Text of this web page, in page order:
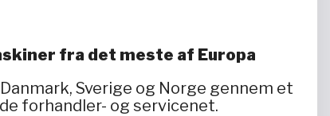
fra det meste af Europa
Sverige og Norge gennem et
forhandler- og servicenet.